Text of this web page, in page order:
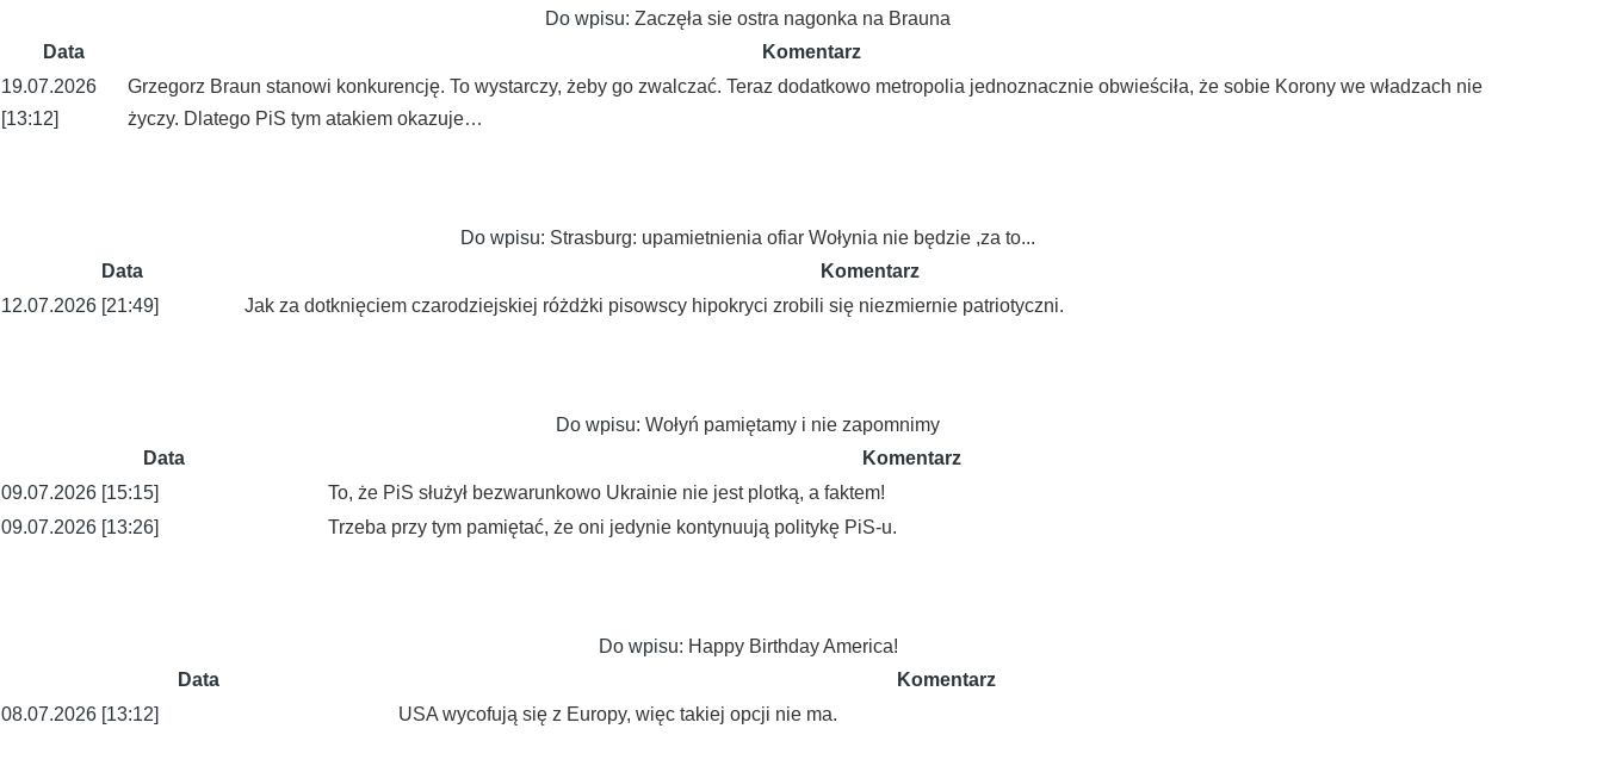
Do wpisu: Zaczęła sie ostra nagonka na Brauna
Data
Komentarz
19.07.2026
[13:12]
Grzegorz Braun stanowi konkurencję. To wystarczy, żeby go zwalczać. Teraz dodatkowo metropolia jednoznacznie obwieściła, że sobie Korony we władzach nie
życzy. Dlatego PiS tym atakiem okazuje…
Do wpisu: Strasburg: upamietnienia ofiar Wołynia nie będzie ,za to...
Data
Komentarz
12.07.2026 [21:49]
Jak za dotknięciem czarodziejskiej różdżki pisowscy hipokryci zrobili się niezmiernie patriotyczni.
Do wpisu: Wołyń pamiętamy i nie zapomnimy
Data
Komentarz
09.07.2026 [15:15]
To, że PiS służył bezwarunkowo Ukrainie nie jest plotką, a faktem!
09.07.2026 [13:26]
Trzeba przy tym pamiętać, że oni jedynie kontynuują politykę PiS-u.
Do wpisu: Happy Birthday America!
Data
Komentarz
08.07.2026 [13:12]
USA wycofują się z Europy, więc takiej opcji nie ma.